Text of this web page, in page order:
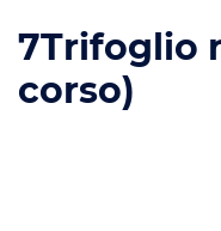
7Trifoglio
corso)